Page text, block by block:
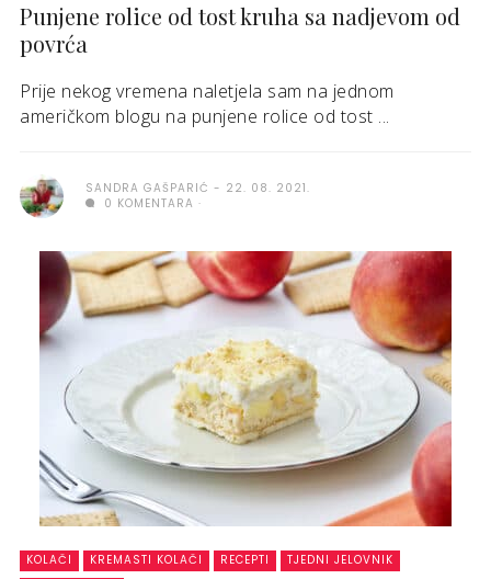
Punjene rolice od tost kruha sa nadjevom od
povrća
Prije nekog vremena naletjela sam na jednom
američkom blogu na punjene rolice od tost ...
SANDRA GAŠPARIĆ
22. 08. 2021.
0 KOMENTARA
KOLAČI KREMASTI KOLAČI RECEPTI TJEDNI JELOVNIK